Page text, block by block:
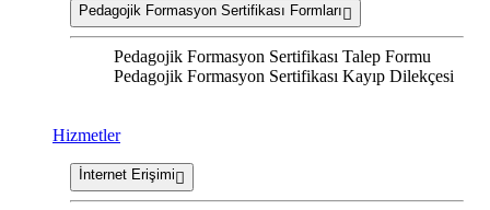
Pedagojik Formasyon Sertifikası Formları
Pedagojik Formasyon Sertifikası Talep Formu
Pedagojik Formasyon Sertifikası Kayıp Dilekçesi
Hizmetler
İnternet Erişimi